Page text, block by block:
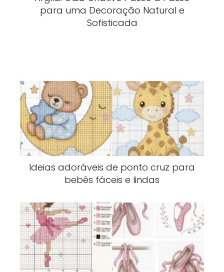
para uma Decoração Natural e
Sofisticada
Ideias adoráveis de ponto cruz para
bebês fáceis e lindas